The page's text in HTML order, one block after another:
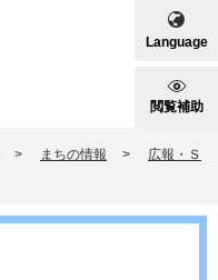
Language
閲覧補助
> まちの情報 >
広報・Ｓ